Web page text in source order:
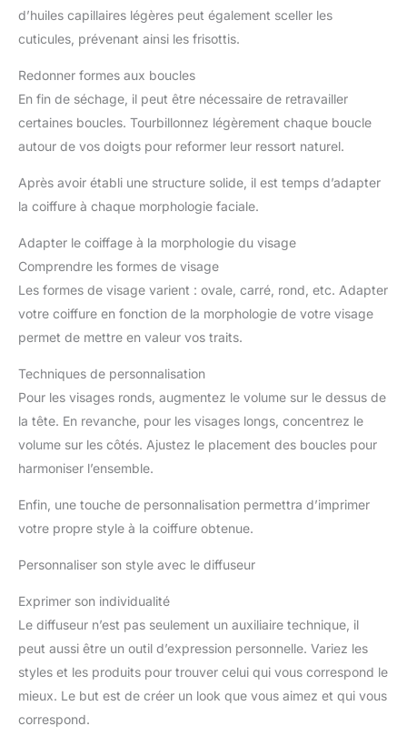
d’huiles capillaires légères peut également sceller les
cuticules, prévenant ainsi les frisottis.
Redonner formes aux boucles
En fin de séchage, il peut être nécessaire de retravailler
certaines boucles. Tourbillonnez légèrement chaque boucle
autour de vos doigts pour reformer leur ressort naturel.
Après avoir établi une structure solide, il est temps d’adapter
la coiffure à chaque morphologie faciale.
Adapter le coiffage à la morphologie du visage
Comprendre les formes de visage
Les formes de visage varient : ovale, carré, rond, etc. Adapter
votre coiffure en fonction de la morphologie de votre visage
permet de mettre en valeur vos traits.
Techniques de personnalisation
Pour les visages ronds, augmentez le volume sur le dessus de
la tête. En revanche, pour les visages longs, concentrez le
volume sur les côtés. Ajustez le placement des boucles pour
harmoniser l’ensemble.
Enfin, une touche de personnalisation permettra d’imprimer
votre propre style à la coiffure obtenue.
Personnaliser son style avec le diffuseur
Exprimer son individualité
Le diffuseur n’est pas seulement un auxiliaire technique, il
peut aussi être un outil d’expression personnelle. Variez les
styles et les produits pour trouver celui qui vous correspond le
mieux. Le but est de créer un look que vous aimez et qui vous
correspond.